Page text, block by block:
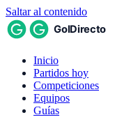
Saltar al contenido
Inicio
Partidos hoy
Competiciones
Equipos
Guías